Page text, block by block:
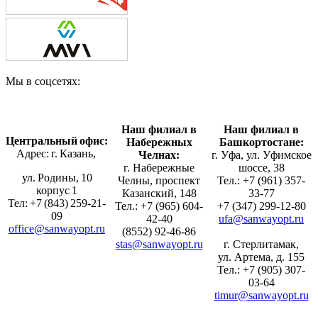
Мы в соцсетях:
Центральный офис:
Адрес: г. Казань,
ул. Родины, 10
корпус 1
Тел: +7 (843) 259-21-
09
office@sanwayopt.ru
Наш филиал в
Набережных
Челнах:
г. Набережные
Челны, проспект
Казанский, 148
Тел.: +7 (965) 604-
42-40
(8552) 92-46-86
stas@sanwayopt.ru
Наш филиал в
Башкортостане:
г. Уфа, ул. Уфимское
шоссе, 38
Тел.: +7 (961) 357-
33-77
+7 (347) 299-12-80
ufa@sanwayopt.ru
г. Стерлитамак,
ул. Артема, д. 155
Тел.: +7 (905) 307-
03-64
timur@sanwayopt.ru